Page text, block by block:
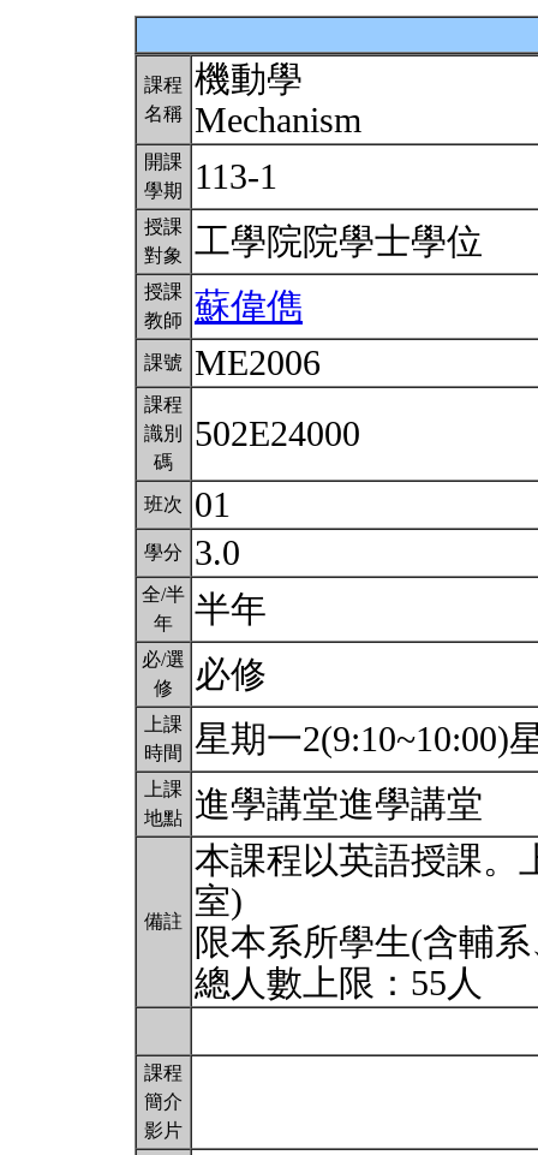
課程
名稱
機動學
Mechanism
開課
學期
113-1
授課
對象
工學院院學士學位
授課
教師
蘇偉儁
課號 ME2006
課程
識別
碼
502E24000
班次 01
學分 3.0
全/半
年
半年
必/選
修
必修
上課
時間
星期一2(9:10~10:00)
上課
地點
進學講堂進學講堂
備註
本課程以英語授課。
室)
限本系所學生(含輔
總人數上限：55人
課程
簡介
影片